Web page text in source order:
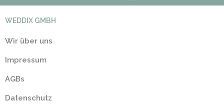
WEDDIX GMBH
Wir über uns
Impressum
AGBs
Datenschutz